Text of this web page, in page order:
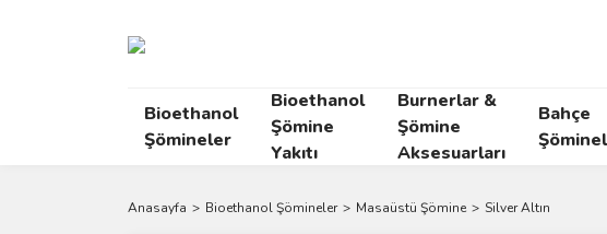
Bioethanol
Şömineler
Bioethanol
Şömine
Yakıtı
Burnerlar &
Şömine
Aksesuarları
Bahçe
Anasayfa Bioethanol Şömineler Masaüstü Şömine Silver Altın